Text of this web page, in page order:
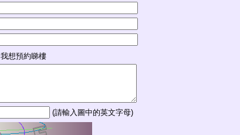
我想預約睇樓
(請輸入圖中的英文字母)